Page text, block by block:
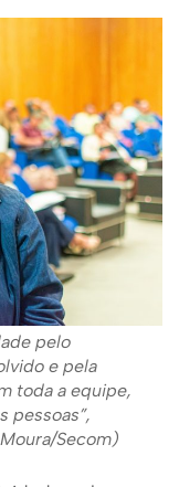
pelo
e pela
toda a equipe,
pessoas”,
Secom)